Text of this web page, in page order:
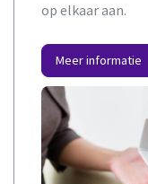
op elkaar aan.
Meer informatie